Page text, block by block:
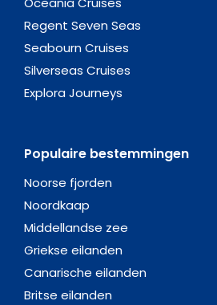
Regent Seven Seas
Seabourn Cruises
Silverseas Cruises
Explora Journeys
Populaire bestemmingen
Noorse fjorden
Noordkaap
Middellandse zee
Griekse eilanden
Canarische eilanden
Britse eilanden